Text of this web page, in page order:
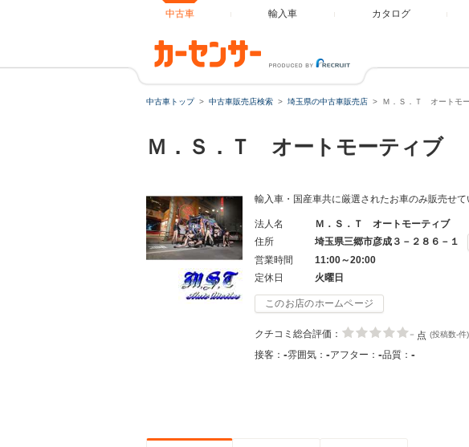
中古車 輸入車 カタログ
中古車トップ 中古車販売店検索 埼玉県の中古車販売店 Ｍ．Ｓ．Ｔ オートモ
Ｍ．Ｓ．Ｔ オートモーティブ
輸入車・国産車共に厳選されたお車のみ販売せ
法人名
Ｍ．Ｓ．Ｔ オートモーティブ
住所
埼玉県三郷市彦成３－２８６－１
営業時間
11:00～20:00
定休日
火曜日
このお店のホームページ
クチコミ総合評価： - 点 (投稿数-件)
接客： -雰囲気： -アフター： -品質： -